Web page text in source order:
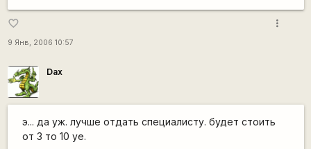
favorite_border
9 Янв, 2006 10:57
more_vert
Dax
э... да уж. лучше отдать специалисту. будет стоить
от 3 то 10 уе.